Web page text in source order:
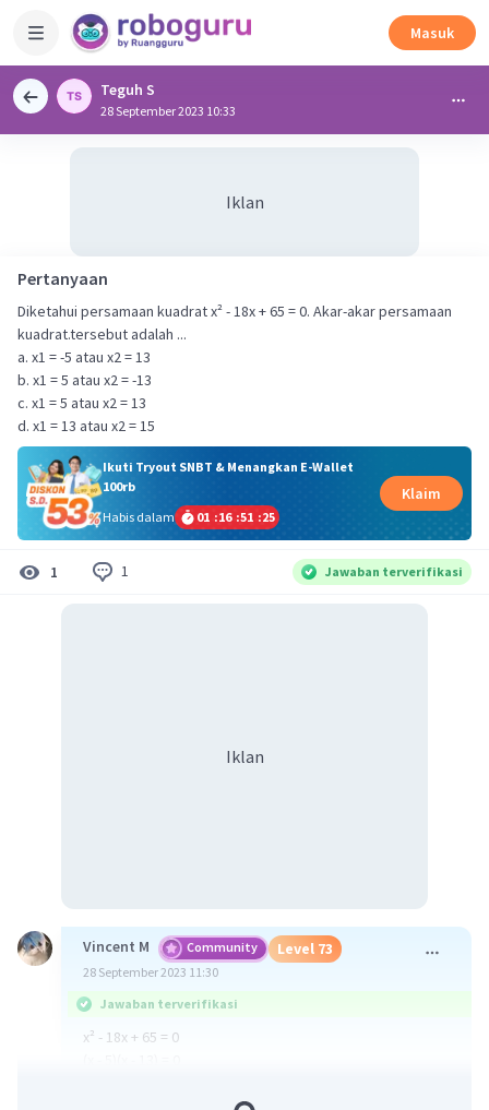
Masuk
Teguh S
28 September 2023 10:33
Iklan
Pertanyaan
Diketahui persamaan kuadrat x² - 18x + 65 = 0. Akar-akar persamaan
kuadrat.tersebut adalah ...
a. x1 = -5 atau x2 = 13
b. x1 = 5 atau x2 = -13
c. x1 = 5 atau x2 = 13
d. x1 = 13 atau x2 = 15
Ikuti Tryout SNBT & Menangkan E-Wallet
100rb
Habis dalam
01 :16 :51 :24
Klaim
1 1 Jawaban terverifikasi
Iklan
Vincent M Community Level 73
28 September 2023 11:30
Jawaban terverifikasi
x² - 18x + 65 = 0